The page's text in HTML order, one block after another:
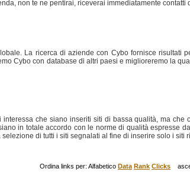
non te ne pentirai, riceverai immediatamente contatti
La ricerca di aziende con Cybo fornisce risultati
Cybo con database di altri paesi e miglioreremo la
che siano inseriti siti di bassa qualità, ma
in totale accordo con le norme di qualità espresse
di tutti i siti segnalati al fine di inserire solo i siti
Ordina links per: Alfabetico Data Rank Clicks